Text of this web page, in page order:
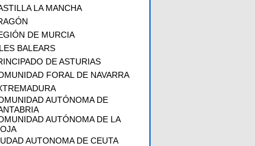
LA MANCHA
DE MURCIA
BALEARS
DE ASTURIAS
FORAL DE NAVARRA
AUTÓNOMA DE
AUTÓNOMA DE LA
AUTONOMA DE CEUTA